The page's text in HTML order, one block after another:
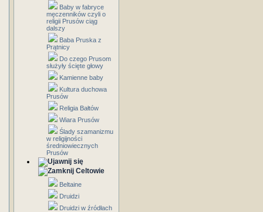
Baby w fabryce
męczenników czyli o
religii Prusów ciąg
dalszy
Baba Pruska z
Prątnicy
Do czego Prusom
służyły ścięte głowy
Kamienne baby
Kultura duchowa
Prusów
Religia Bałtów
Wiara Prusów
Ślady szamanizmu
w religijności
średniowiecznych
Prusów
Celtowie
Beltaine
Druidzi
Druidzi w źródłach